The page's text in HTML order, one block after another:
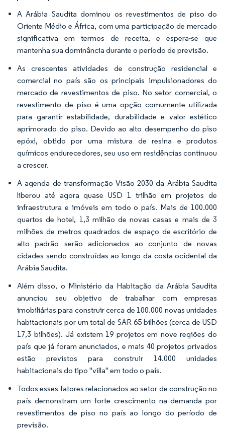
A Arábia Saudita dominou os revestimentos de piso do
Oriente Médio e África, com uma participação de mercado
significativa em termos de receita, e espera-se que
mantenha sua dominância durante o período de previsão.
As crescentes atividades de construção residencial e
comercial no país são os principais impulsionadores do
mercado de revestimentos de piso. No setor comercial, o
revestimento de piso é uma opção comumente utilizada
para garantir estabilidade, durabilidade e valor estético
aprimorado do piso. Devido ao alto desempenho do piso
epóxi, obtido por uma mistura de resina e produtos
químicos endurecedores, seu uso em residências continuou
a crescer.
A agenda de transformação Visão 2030 da Arábia Saudita
liberou até agora quase USD 1 trilhão em projetos de
infraestrutura e imóveis em todo o país. Mais de 100.000
quartos de hotel, 1,3 milhão de novas casas e mais de 3
milhões de metros quadrados de espaço de escritório de
alto padrão serão adicionados ao conjunto de novas
cidades sendo construídas ao longo da costa ocidental da
Arábia Saudita.
Além disso, o Ministério da Habitação da Arábia Saudita
anunciou seu objetivo de trabalhar com empresas
imobiliárias para construir cerca de 100.000 novas unidades
habitacionais por um total de SAR 65 bilhões (cerca de USD
17,3 bilhões). Já existem 19 projetos em nove regiões do
país que já foram anunciados, e mais 40 projetos privados
estão previstos para construir 14.000 unidades
habitacionais do tipo "villa" em todo o país.
Todos esses fatores relacionados ao setor de construção no
país demonstram um forte crescimento na demanda por
revestimentos de piso no país ao longo do período de
previsão.